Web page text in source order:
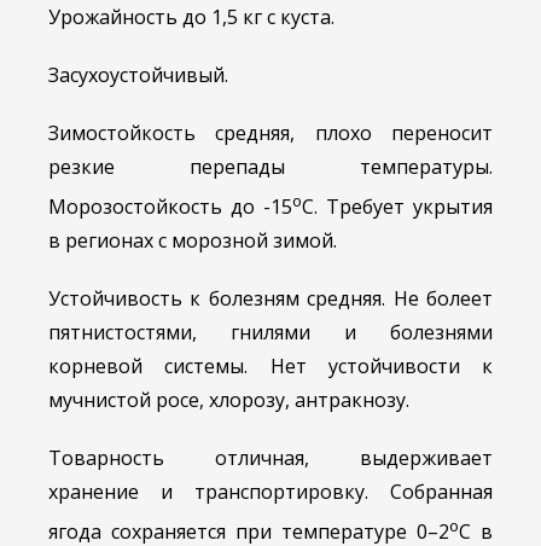
Урожайность до 1,5 кг с куста.
Засухоустойчивый.
Зимостойкость средняя, плохо переносит
резкие перепады температуры.
Морозостойкость до -15оС. Требует укрытия
в регионах с морозной зимой.
Устойчивость к болезням средняя. Не болеет
пятнистостями, гнилями и болезнями
корневой системы. Нет устойчивости к
мучнистой росе, хлорозу, антракнозу.
Товарность отличная, выдерживает
хранение и транспортировку. Собранная
ягода сохраняется при температуре 0–2оС в